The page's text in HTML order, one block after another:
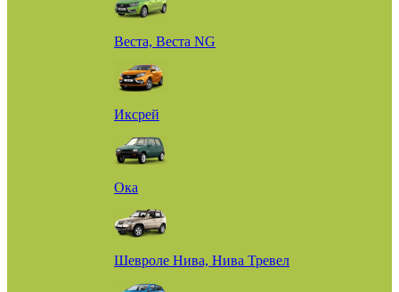
Веста, Веста NG
Иксрей
Ока
Шевроле Нива, Нива Тревел